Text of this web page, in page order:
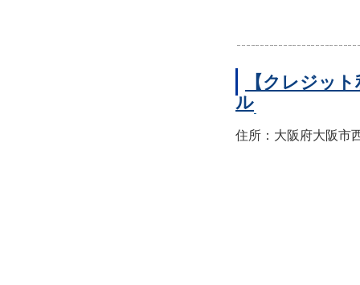
【クレジッ
ル
住所：大阪府大阪市